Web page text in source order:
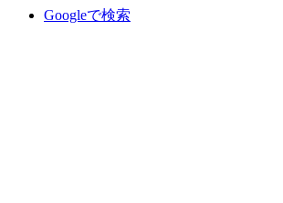
Googleで検索